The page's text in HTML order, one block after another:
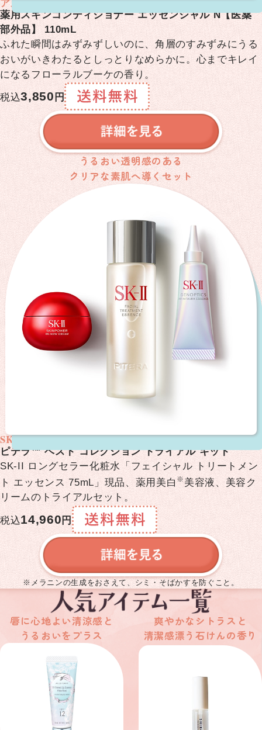
薬用スキンコンディショナー エッセンシャル N【医薬
部外品】 110mL
ふれた瞬間はみずみずしいのに、角層のすみずみにうる
おいがいきわたるとしっとりなめらかに。心までキレイ
になるフローラルブーケの香り。
税込3,850 円
うるおい透明感のある
クリアな素肌へ導くセット
SK-Ⅱ
ピテラ™ ベスト コレクション トライアル キット
SK-II ロングセラー化粧水「フェイシャル トリートメン
ト エッセンス 75mL」現品、薬用美白 ※ 美容液、美容ク
リームのトライアルセット。
税込14,960 円
※メラニンの生成をおさえて、シミ・そばかすを防ぐこと。
唇に心地よい清涼感と
うるおいをプラス
爽やかなシトラスと
清潔感漂う石けんの香り